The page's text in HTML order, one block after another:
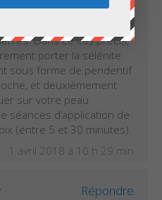
Répondre
Dans ce cas précis,
porter la sélénite
sous forme de pendentif
et deuxièmement
sur votre peau
séances d’application de
(entre 5 et 30 minutes).
1 avril 2018 à 10 h 29 min
Répondre